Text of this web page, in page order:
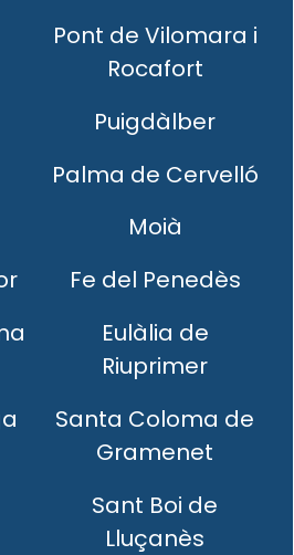
Pont de Vilomara i
Rocafort
Puigdàlber
Palma de Cervelló
Moià
Fe del Penedès
Eulàlia de
Riuprimer
Santa Coloma de
Gramenet
Sant Boi de
Lluçanès